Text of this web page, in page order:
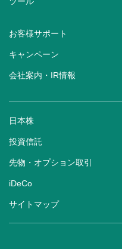
お客様サポート
キャンペーン
会社案内・IR情報
日本株
投資信託
先物・オプション取引
iDeCo
サイトマップ